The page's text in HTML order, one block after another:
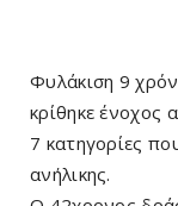
Φυλάκιση 9
κρίθηκε ένοχος
7 κατηγορίες
ανήλικης.